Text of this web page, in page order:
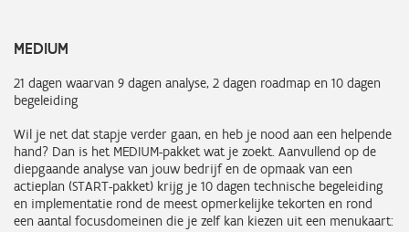
MEDIUM
21 dagen waarvan 9 dagen analyse, 2 dagen roadmap en 10 dagen
begeleiding
Wil je net dat stapje verder gaan, en heb je nood aan een helpende
hand? Dan is het MEDIUM-pakket wat je zoekt. Aanvullend op de
diepgaande analyse van jouw bedrijf en de opmaak van een
actieplan (START-pakket) krijg je 10 dagen technische begeleiding
en implementatie rond de meest opmerkelijke tekorten en rond
een aantal focusdomeinen die je zelf kan kiezen uit een menukaart: